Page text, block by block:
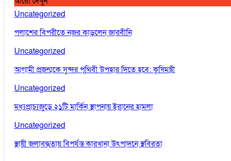
Uncategorized
পলাশের বিপরীতে নজর কাড়লেন জারবীনি
Uncategorized
আগামী প্রজন্মকে সুন্দর পৃথিবী উপহার দিতে হবে: কৃষিমন্ত্রী
Uncategorized
মধ্যপ্রাচ্যজুড়ে ২১টি মার্কিন স্থাপনায় ইরানের হামলা
Uncategorized
স্থায়ী জলাবদ্ধতায় বিপর্যস্ত কারখানা উৎপাদনে স্থবিরতা